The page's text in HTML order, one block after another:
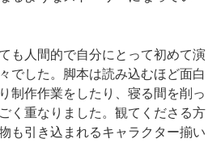
も人間的で自分にとって初めて演
でした。脚本は読み込むほど面白
制作作業をしたり、寝る間を削っ
く重なりました。観てくださる方
も引き込まれるキャラクター揃い